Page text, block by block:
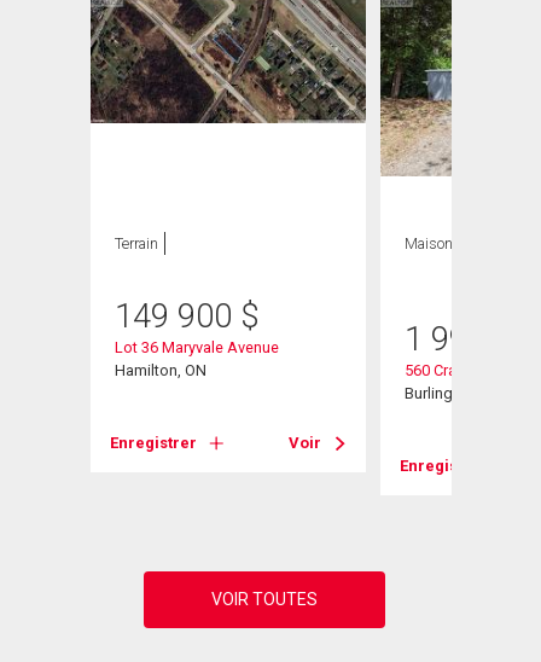
Terrain
149 900 $
Lot 36 Maryvale Avenue
Hamilton, ON
Enregistrer Voir
Maison
1 999
560 Crane Court
Burlington, ON
Enregistrer